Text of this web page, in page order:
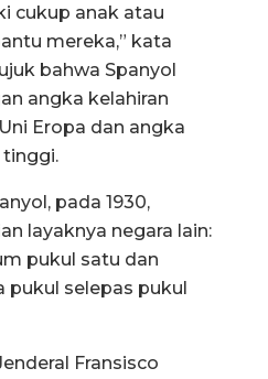
cukup anak atau
mereka,” kata
bahwa Spanyol
angka kelahiran
Eropa dan angka
tinggi.
pada 1930,
layaknya negara lain:
pukul satu dan
pukul selepas pukul
Fransisco